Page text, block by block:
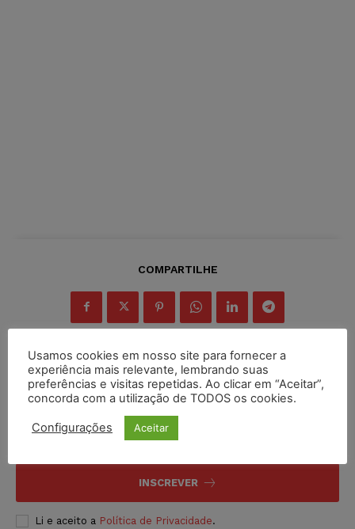
COMPARTILHE
Inscreva-se
INSCREVER
Li e aceito a Política de Privacidade.
Usamos cookies em nosso site para fornecer a
experiência mais relevante, lembrando suas
preferências e visitas repetidas. Ao clicar em “Aceitar”,
concorda com a utilização de TODOS os cookies.
Configurações Aceitar